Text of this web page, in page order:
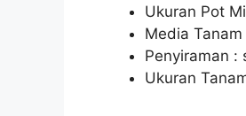
Ukuran Pot
Media
Penyiraman :
Ukuran